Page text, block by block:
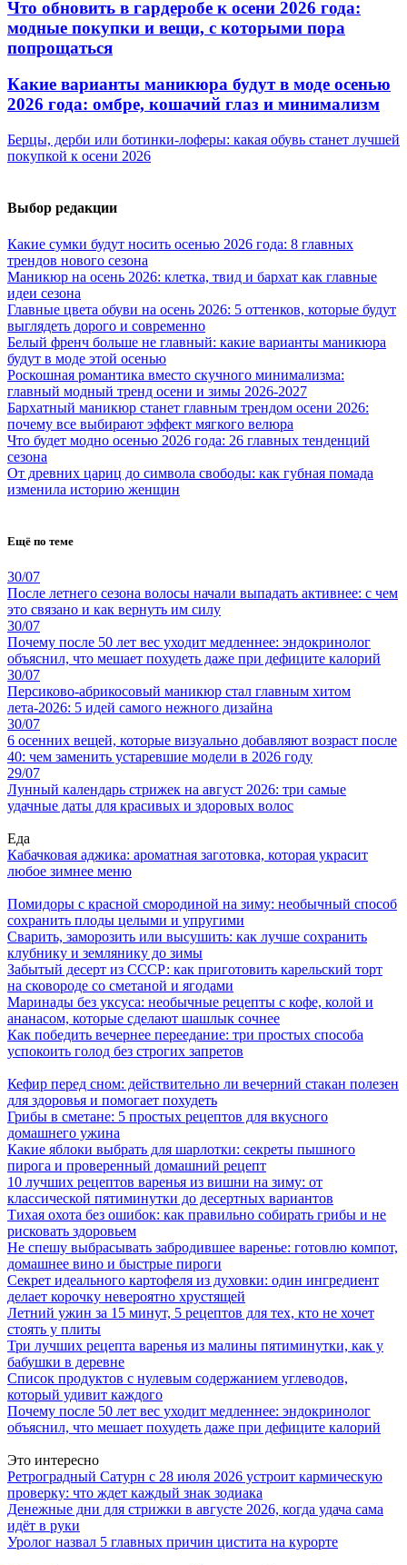
Что обновить в гардеробе к осени 2026 года:
модные покупки и вещи, с которыми пора
попрощаться
Какие варианты маникюра будут в моде осенью
2026 года: омбре, кошачий глаз и минимализм
Берцы, дерби или ботинки-лоферы: какая обувь станет лучшей
покупкой к осени 2026
Выбор редакции
Какие сумки будут носить осенью 2026 года: 8 главных
трендов нового сезона
Маникюр на осень 2026: клетка, твид и бархат как главные
идеи сезона
Главные цвета обуви на осень 2026: 5 оттенков, которые будут
выглядеть дорого и современно
Белый френч больше не главный: какие варианты маникюра
будут в моде этой осенью
Роскошная романтика вместо скучного минимализма:
главный модный тренд осени и зимы 2026-2027
Бархатный маникюр станет главным трендом осени 2026:
почему все выбирают эффект мягкого велюра
Что будет модно осенью 2026 года: 26 главных тенденций
сезона
От древних цариц до символа свободы: как губная помада
изменила историю женщин
Ещё по теме
30/07
После летнего сезона волосы начали выпадать активнее: с чем
это связано и как вернуть им силу
30/07
Почему после 50 лет вес уходит медленнее: эндокринолог
объяснил, что мешает похудеть даже при дефиците калорий
30/07
Персиково-абрикосовый маникюр стал главным хитом
лета-2026: 5 идей самого нежного дизайна
30/07
6 осенних вещей, которые визуально добавляют возраст после
40: чем заменить устаревшие модели в 2026 году
29/07
Лунный календарь стрижек на август 2026: три самые
удачные даты для красивых и здоровых волос
Еда
Кабачковая аджика: ароматная заготовка, которая украсит
любое зимнее меню
Помидоры с красной смородиной на зиму: необычный способ
сохранить плоды целыми и упругими
Сварить, заморозить или высушить: как лучше сохранить
клубнику и землянику до зимы
Забытый десерт из СССР: как приготовить карельский торт
на сковороде со сметаной и ягодами
Маринады без уксуса: необычные рецепты с кофе, колой и
ананасом, которые сделают шашлык сочнее
Как победить вечернее переедание: три простых способа
успокоить голод без строгих запретов
Кефир перед сном: действительно ли вечерний стакан полезен
для здоровья и помогает похудеть
Грибы в сметане: 5 простых рецептов для вкусного
домашнего ужина
Какие яблоки выбрать для шарлотки: секреты пышного
пирога и проверенный домашний рецепт
10 лучших рецептов варенья из вишни на зиму: от
классической пятиминутки до десертных вариантов
Тихая охота без ошибок: как правильно собирать грибы и не
рисковать здоровьем
Не спешу выбрасывать забродившее варенье: готовлю компот,
домашнее вино и быстрые пироги
Секрет идеального картофеля из духовки: один ингредиент
делает корочку невероятно хрустящей
Летний ужин за 15 минут, 5 рецептов для тех, кто не хочет
стоять у плиты
Три лучших рецепта варенья из малины пятиминутки, как у
бабушки в деревне
Список продуктов с нулевым содержанием углеводов,
который удивит каждого
Почему после 50 лет вес уходит медленнее: эндокринолог
объяснил, что мешает похудеть даже при дефиците калорий
Это интересно
Ретроградный Сатурн с 28 июля 2026 устроит кармическую
проверку: что ждет каждый знак зодиака
Денежные дни для стрижки в августе 2026, когда удача сама
идёт в руки
Уролог назвал 5 главных причин цистита на курорте